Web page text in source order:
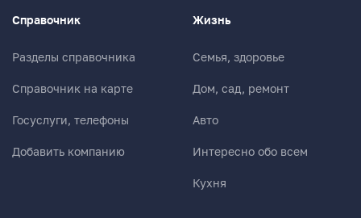
Справочник
Разделы справочника
Справочник на карте
Госуслуги, телефоны
Добавить компанию
Жизнь
Семья, здоровье
Дом, сад, ремонт
Авто
Интересно обо всем
Кухня